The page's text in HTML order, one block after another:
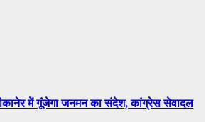
में गूंजेगा जनमन का संदेश, कांग्रेस सेवादल